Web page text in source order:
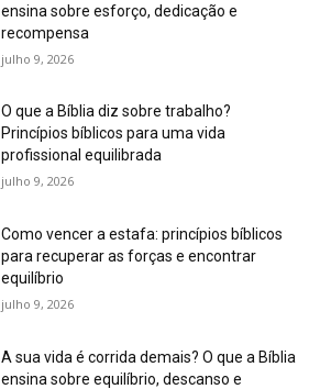
ensina sobre esforço, dedicação e
recompensa
julho 9, 2026
O que a Bíblia diz sobre trabalho?
Princípios bíblicos para uma vida
profissional equilibrada
julho 9, 2026
Como vencer a estafa: princípios bíblicos
para recuperar as forças e encontrar
equilíbrio
julho 9, 2026
A sua vida é corrida demais? O que a Bíblia
ensina sobre equilíbrio, descanso e